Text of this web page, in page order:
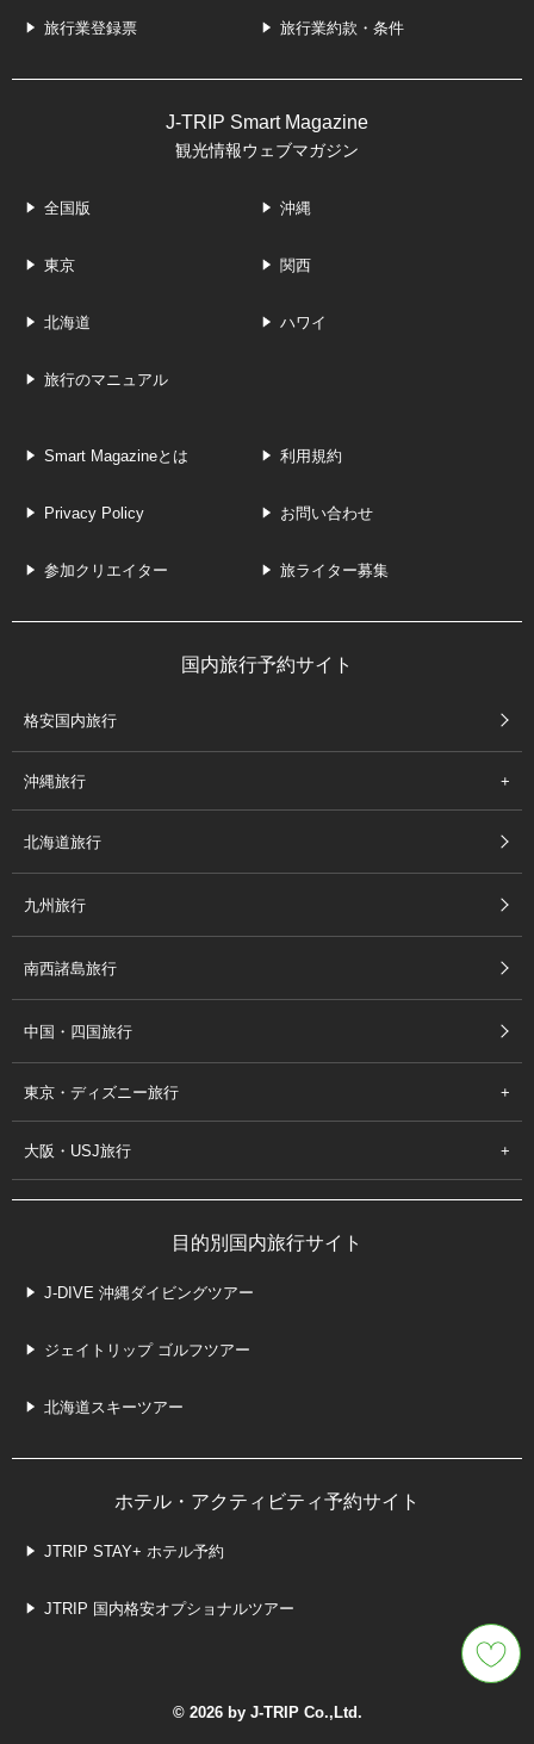
旅行業登録票 旅行業約款・条件
J-TRIP Smart Magazine
観光情報ウェブマガジン
全国版 沖縄
東京 関西
北海道 ハワイ
旅行のマニュアル
Smart Magazineとは 利用規約
Privacy Policy お問い合わせ
参加クリエイター 旅ライター募集
国内旅行予約サイト
格安国内旅行
沖縄旅行
北海道旅行
九州旅行
南西諸島旅行
中国・四国旅行
東京・ディズニー旅行
大阪・USJ旅行
目的別国内旅行サイト
J-DIVE 沖縄ダイビングツアー
ジェイトリップ ゴルフツアー
北海道スキーツアー
ホテル・アクティビティ予約サイト
JTRIP STAY+ ホテル予約
JTRIP 国内格安オプショナルツアー
© 2026 by J-TRIP Co.,Ltd.